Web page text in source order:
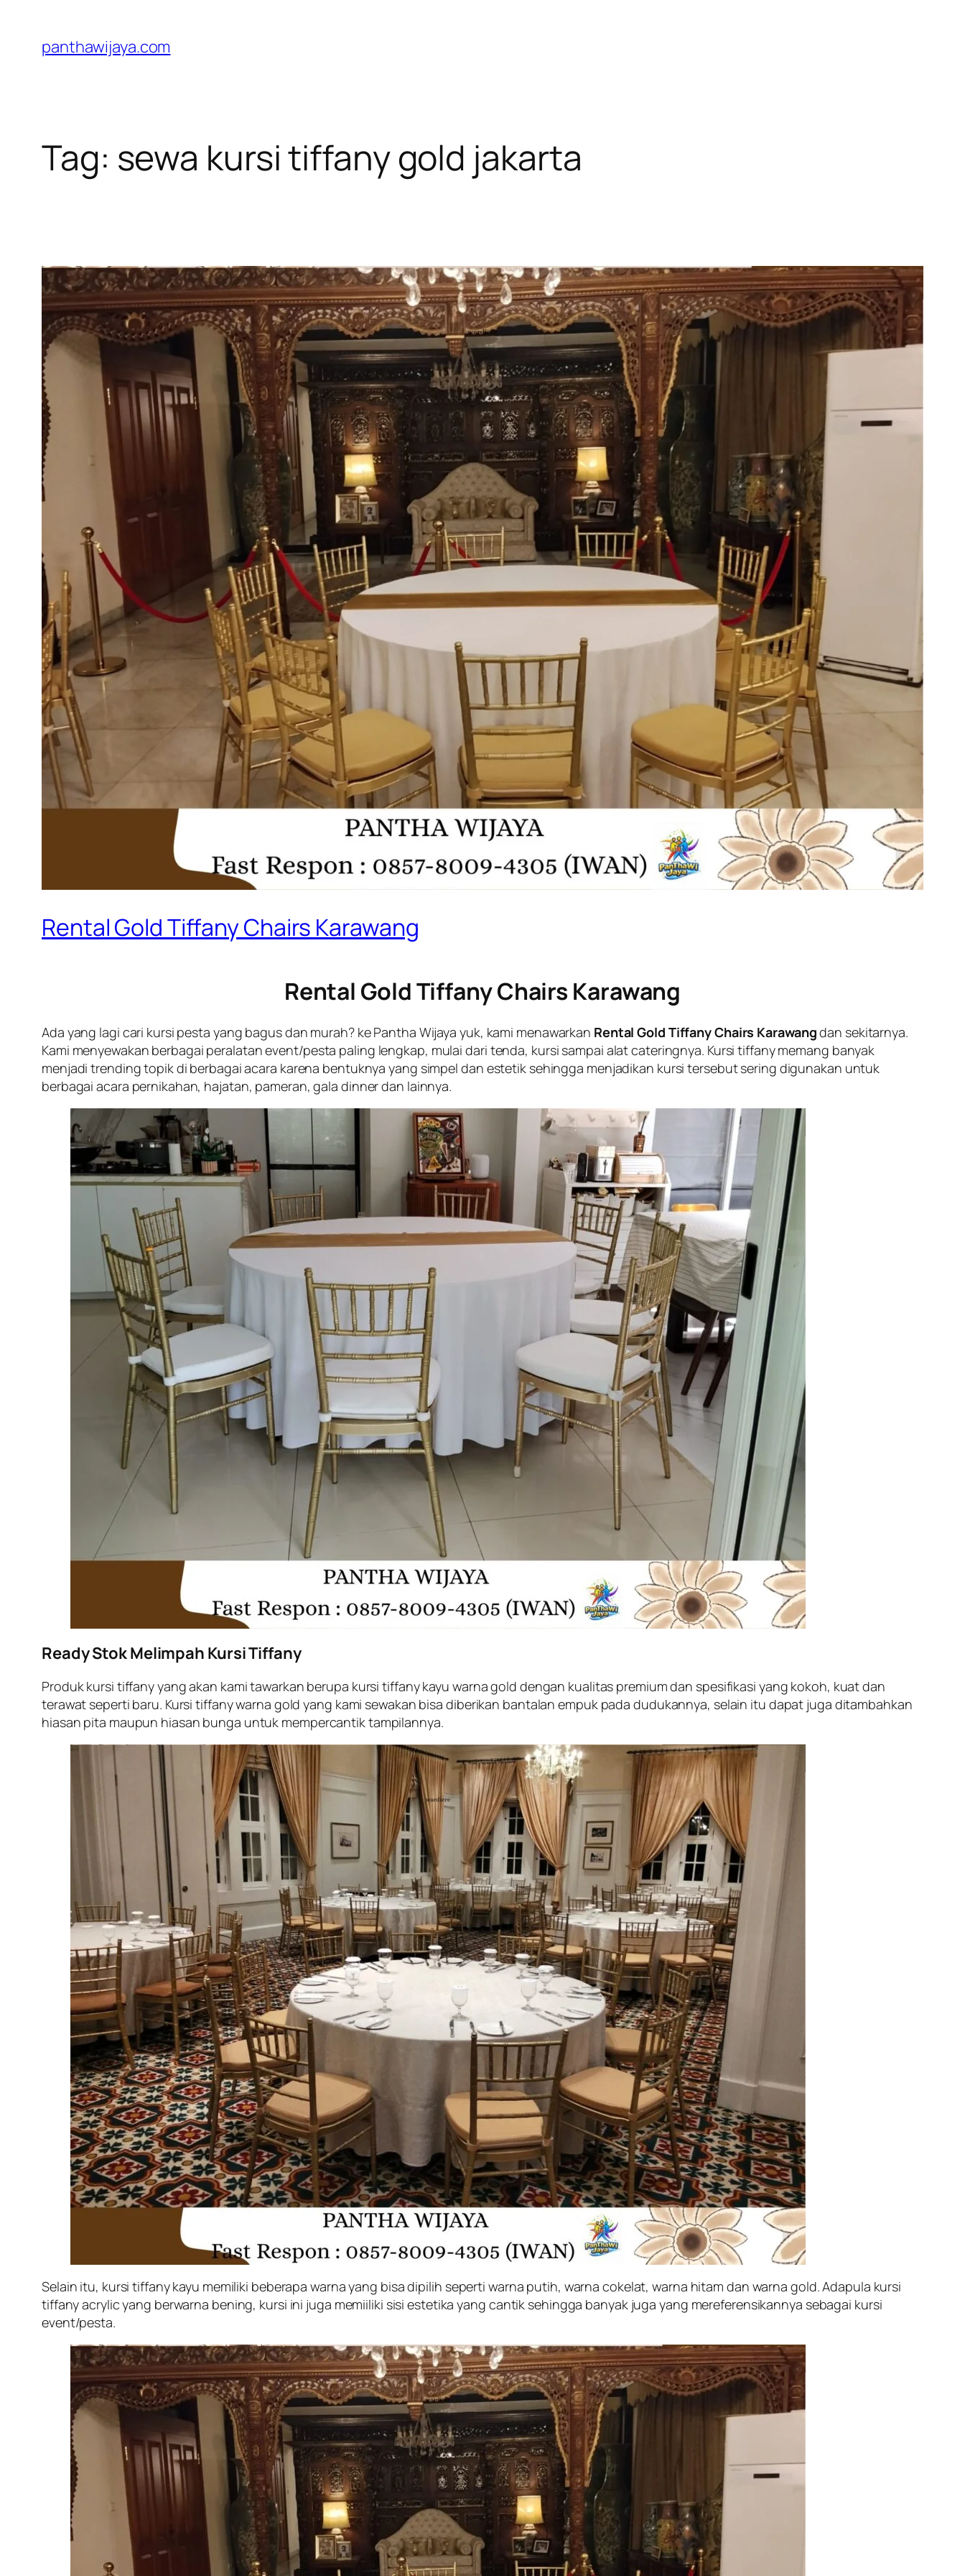
konten
panthawijaya.com
Tag: sewa kursi tiffany gold jakarta
Rental Gold Tiffany Chairs Karawang
Rental Gold Tiffany Chairs Karawang
Ada yang lagi cari kursi pesta yang bagus dan murah? ke Pantha Wijaya yuk, kami menawarkan Rental Gold Tiffany Chairs Karawangdan sekitarnya.
Kami menyewakan berbagai peralatan event/pesta paling lengkap, mulai dari tenda, kursi sampai alat cateringnya. Kursi tiffany memang banyak
menjadi trending topik di berbagai acara karena bentuknya yang simpel dan estetik sehingga menjadikan kursi tersebut sering digunakan untuk
berbagai acara pernikahan, hajatan, pameran, gala dinner dan lainnya.
Ready Stok Melimpah Kursi Tiffany
Produk kursi tiffany yang akan kami tawarkan berupa kursi tiffany kayu warna gold dengan kualitas premium dan spesifikasi yang kokoh, kuat dan
terawat seperti baru. Kursi tiffany warna gold yang kami sewakan bisa diberikan bantalan empuk pada dudukannya, selain itu dapat juga ditambahkan
hiasan pita maupun hiasan bunga untuk mempercantik tampilannya.
Selain itu, kursi tiffany kayu memiliki beberapa warna yang bisa dipilih seperti warna putih, warna cokelat, warna hitam dan warna gold. Adapula kursi
tiffany acrylic yang berwarna bening, kursi ini juga memiiliki sisi estetika yang cantik sehingga banyak juga yang mereferensikannya sebagai kursi
event/pesta.